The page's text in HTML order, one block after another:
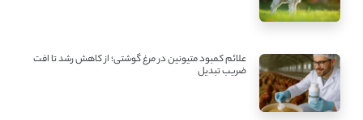
علائم کمبود متیونین در مرغ گوشتی؛ از کاهش رشد تا افت
ضریب تبدیل